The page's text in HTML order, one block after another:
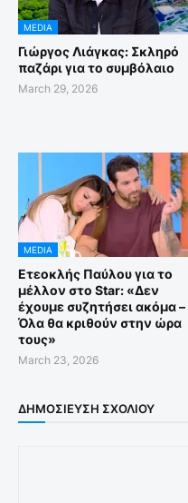
MEDIA
Γιώργος Λιάγκας: Σκληρό
παζάρι για το συμβόλαιο
March 29, 2026
MEDIA
Ετεοκλής Παύλου για το
μέλλον στο Star: «Δεν
έχουμε συζητήσει ακόμα –
Όλα θα κριθούν στην ώρα
τους»
March 23, 2026
ΔΗΜΟΣΊΕΥΣΗ ΣΧΟΛΊΟΥ